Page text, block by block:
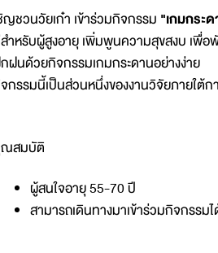
ญชวนวัยเก๋า เข้าร่วมกิจกรรม "เกมกระ
ำหรับผู้สูงอายุ เพิ่มพูนความสุขสงบ เพื่
ฝนด้วยกิจกรรมเกมกระดานอย่างง่าย
กรรมนี้เป็นส่วนหนึ่งของงานวิจัยภายใต้
สมบัติ
ผู้สนใจอายุ 55-70 ปี
สามารถเดินทางมาเข้าร่วมกิจกรร